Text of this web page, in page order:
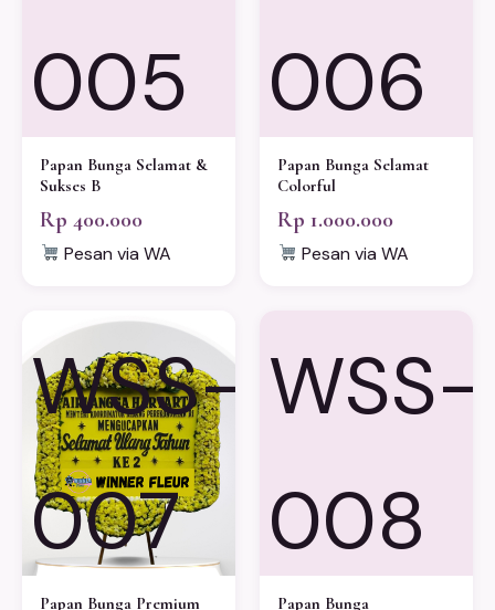
005
Papan Bunga Selamat &
Sukses B
Rp 400.000
Pesan via WA
006
Papan Bunga Selamat
Colorful
Rp 1.000.000
Pesan via WA
WSS-
007
Papan Bunga Premium
WSS-
008
Papan Bunga